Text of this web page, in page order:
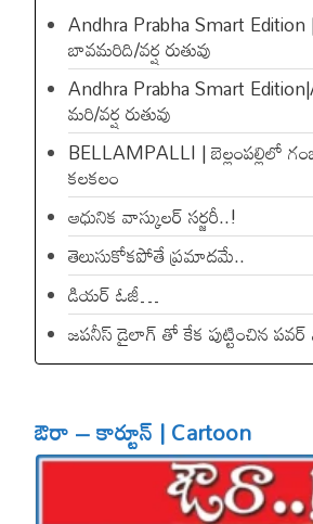
Andhra Prabha Smart Edition
బావమరిది/వర్ష రుతువు
Andhra Prabha Smart
మరి/వర్ష రుతువు
BELLAMPALLI |
కలకలం
ఆధునిక వాస్కులర్ సర్జరీ..!
తెలుసుకోకపోతే ప్రమాదమే..
డియ‌ర్ ఓజీ…
జపనీస్ డైలాగ్ తో కేక పుట్టించిన
ఔరా – కార్టూన్ | Cartoon